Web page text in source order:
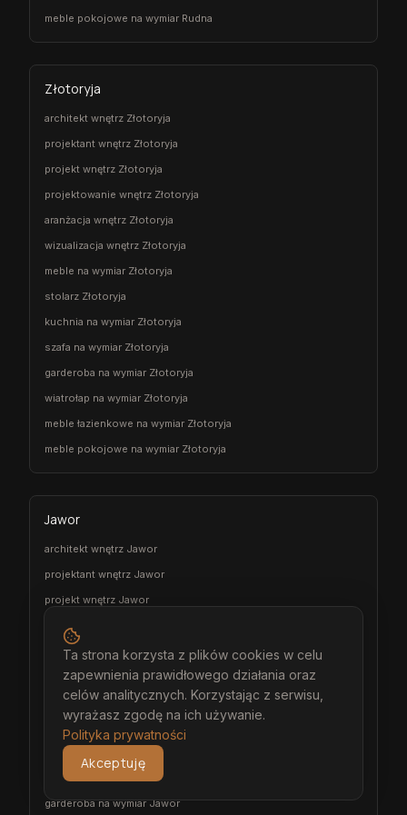
meble pokojowe na wymiar Rudna
Złotoryja
architekt wnętrz Złotoryja
projektant wnętrz Złotoryja
projekt wnętrz Złotoryja
projektowanie wnętrz Złotoryja
aranżacja wnętrz Złotoryja
wizualizacja wnętrz Złotoryja
meble na wymiar Złotoryja
stolarz Złotoryja
kuchnia na wymiar Złotoryja
szafa na wymiar Złotoryja
garderoba na wymiar Złotoryja
wiatrołap na wymiar Złotoryja
meble łazienkowe na wymiar Złotoryja
meble pokojowe na wymiar Złotoryja
Jawor
architekt wnętrz Jawor
projektant wnętrz Jawor
projekt wnętrz Jawor
projektowanie wnętrz Jawor
aranżacja wnętrz Jawor
wizualizacja wnętrz Jawor
meble na wymiar Jawor
stolarz Jawor
kuchnia na wymiar Jawor
szafa na wymiar Jawor
garderoba na wymiar Jawor
Ta strona korzysta z plików cookies w celu
zapewnienia prawidłowego działania oraz
celów analitycznych. Korzystając z serwisu,
wyrażasz zgodę na ich używanie.
Polityka prywatności
Akceptuję